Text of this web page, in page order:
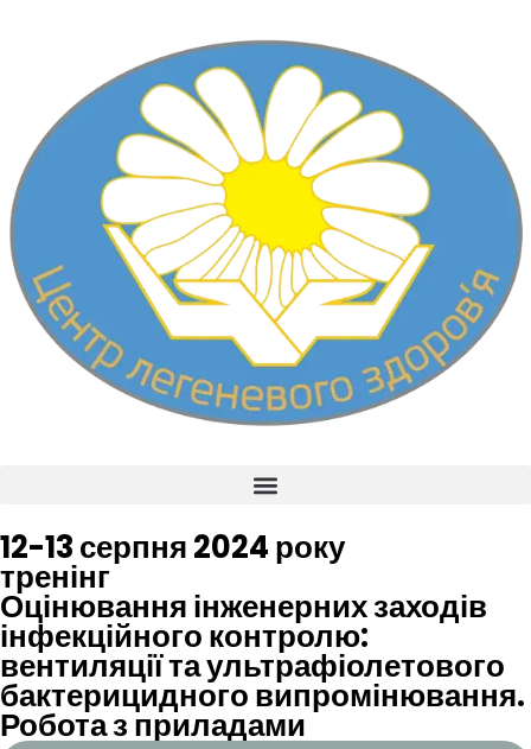
12-13 серпня 2024 року
тренінг
Оцінювання інженерних заходів
інфекційного контролю:
вентиляції та ультрафіолетового
бактерицидного випромінювання.
Робота з приладами